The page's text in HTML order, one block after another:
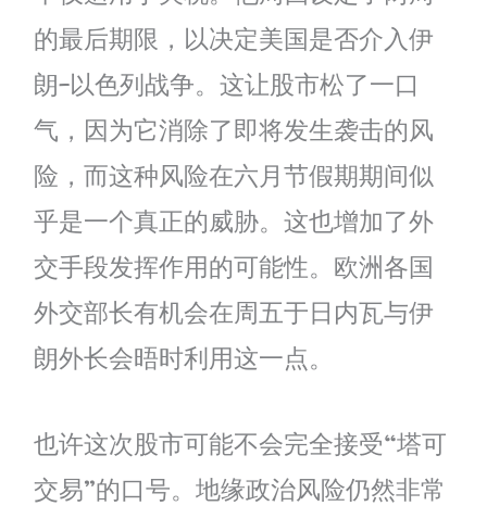
的最后期限，以决定美国是否介入伊
朗-以色列战争。这让股市松了一口
气，因为它消除了即将发生袭击的风
险，而这种风险在六月节假期期间似
乎是一个真正的威胁。这也增加了外
交手段发挥作用的可能性。欧洲各国
外交部长有机会在周五于日内瓦与伊
朗外长会晤时利用这一点。
也许这次股市可能不会完全接受“塔可
交易”的口号。地缘政治风险仍然非常